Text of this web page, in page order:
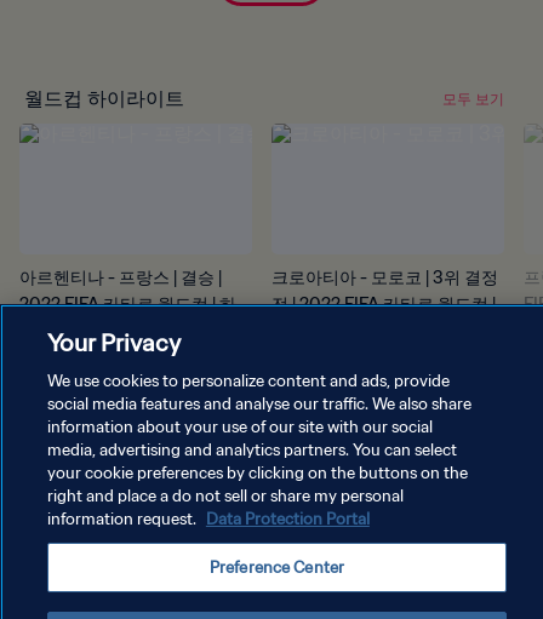
월드컵 하이라이트 모두 보기
아르헨티나 - 프랑스 | 결승 |
2022 FIFA 카타르 월드컵 | 하
이라이트
크로아티아 - 모로코 | 3위 결정
전 | 2022 FIFA 카타르 월드컵 |
Your Privacy
We use cookies to personalize content and ads, provide
social media features and analyse our traffic. We also share
information about your use of our site with our social
media, advertising and analytics partners. You can select
your cookie preferences by clicking on the buttons on the
right and place a do not sell or share my personal
information request. Data Protection Portal
Preference Center